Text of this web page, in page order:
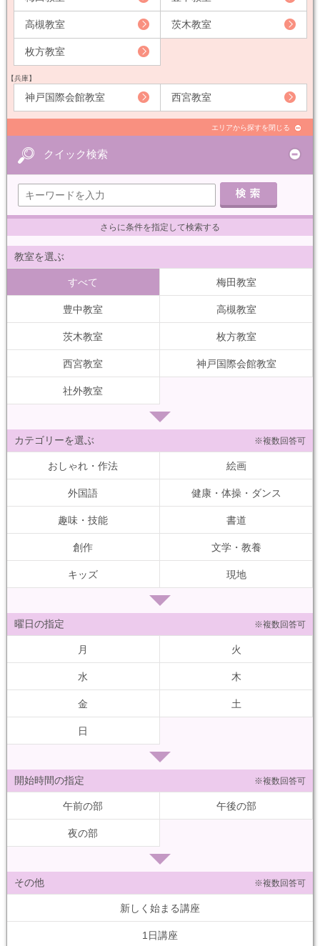
高槻教室 茨木教室
枚方教室
【兵庫】
神戸国際会館教室 西宮教室
エリアから探すを閉じる
クイック検索
さらに条件を指定して検索する
教室を選ぶ
すべて 梅田教室
豊中教室 高槻教室
茨木教室 枚方教室
西宮教室 神戸国際会館教室
社外教室
カテゴリーを選ぶ ※複数回答可
おしゃれ・作法 絵画
外国語 健康・体操・ダンス
趣味・技能 書道
創作 文学・教養
キッズ 現地
曜日の指定 ※複数回答可
月 火
水 木
金 土
日
開始時間の指定 ※複数回答可
午前の部 午後の部
夜の部
その他 ※複数回答可
新しく始まる講座
1日講座